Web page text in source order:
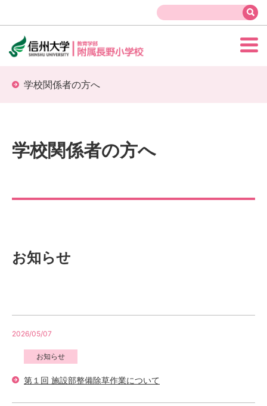
学校関係者の方へ
学校関係者の方へ
お知らせ
2026/05/07
お知らせ
第１回 施設部整備除草作業について